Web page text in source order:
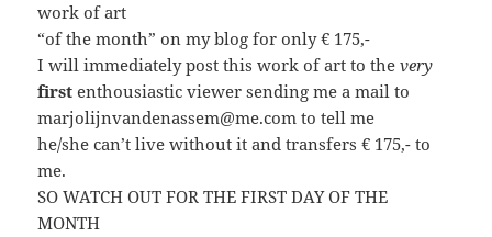
work of art
“of the month” on my blog for only € 175,-
I will immediately post this work of art to thevery
first enthousiastic viewer sending me a mail to
marjolijnvandenassem@me.com to tell me
he/she can’t live without it and transfers € 175,- to
me.
SO WATCH OUT FOR THE FIRST DAY OF THE
MONTH